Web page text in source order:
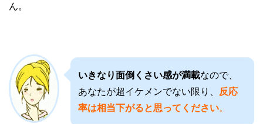
ん。
いきなり面倒くさい感が満載なので、
あなたが超イケメンでない限り、
反応
率は相当下がると思ってください。